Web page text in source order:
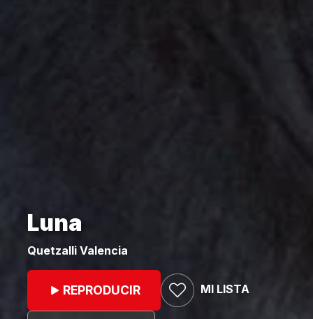
Luna
Quetzalli Valencia
REPRODUCIR MI LISTA